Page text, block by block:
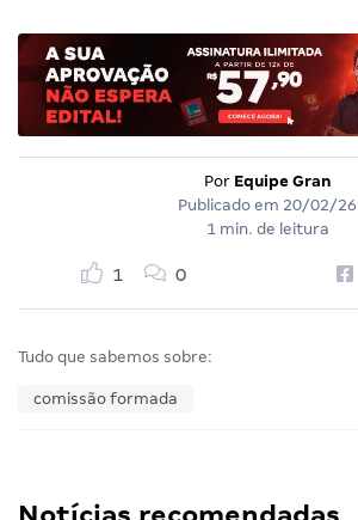
Por Equipe Gran
Publicado em 20/02/26
1 min. de leitura
1 0
Tudo que sabemos sobre:
comissão formada